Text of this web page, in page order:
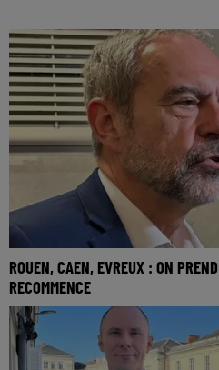
ROUEN, CAEN, EVREUX : ON
RECOMMENCE